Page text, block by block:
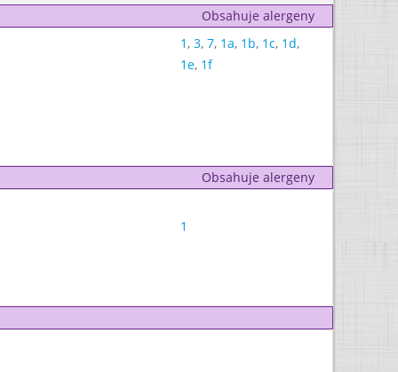
Obsahuje alergeny
1, 3, 7, 1a, 1b, 1c, 1d,
1e, 1f
Obsahuje alergeny
1